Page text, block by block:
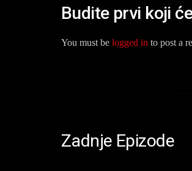
Budite prvi koji
You must be logged in to post a
Zadnje Epizode